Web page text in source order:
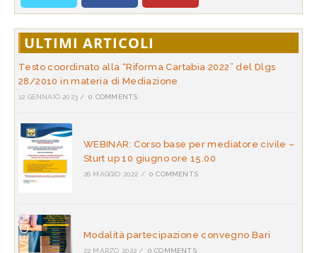
ULTIMI ARTICOLI
Testo coordinato alla “Riforma Cartabia 2022” del Dlgs
28/2010 in materia di Mediazione
12 GENNAIO 2023 / 0 COMMENTS
WEBINAR: Corso base per mediatore civile –
Sturt up 10 giugno ore 15.00
26 MAGGIO 2022 / 0 COMMENTS
Modalità partecipazione convegno Bari
22 MARZO 2022 / 0 COMMENTS